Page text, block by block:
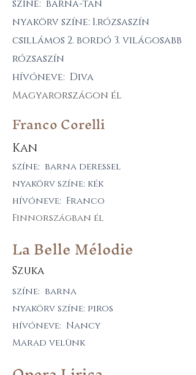
színe: barna-tan
nyakörv színe: 1.rózsaszín
csillámos 2. bordó 3. világosabb
rózsaszín
hívóneve: Diva
Magyarországon él
Franco Corelli
Kan
színe: barna deressel
nyakörv színe: kék
hívóneve: Franco
Finnországban él
La Belle Mélodie
Szuka
színe: barna
nyakörv színe: piros
hívóneve: Nancy
Marad velünk